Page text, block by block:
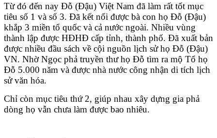
Từ đó đến nay Đỗ (Đậu) Việt Nam đã làm rất tốt mục
tiêu số 1 và số 3. Đã kết nối được bà con họ Đỗ (Đậu)
khắp 3 miền tổ quốc và cả nước ngoài. Nhiều vùng
thành lập được HĐHĐ cấp tỉnh, thành phố. Đã xuất bản
được nhiều đầu sách về cội nguồn lịch sử họ Đỗ (Đậu)
VN. Nhờ Ngọc phả truyền thư họ Đỗ tìm ra mộ Tổ họ
Đỗ 5.000 năm và được nhà nước công nhận di tích lịch
sử văn hóa.
Chỉ còn mục tiêu thứ 2, giúp nhau xây dựng gia phả
dòng họ vẫn chưa làm được bao nhiêu.